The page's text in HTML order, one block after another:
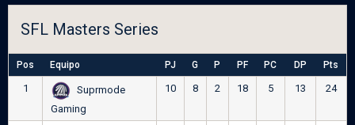
SFL Masters Series
Pos Equipo PJ G P PF PC DP Pts
1
Suprmode
Gaming
10 8 2 18 5 13 24